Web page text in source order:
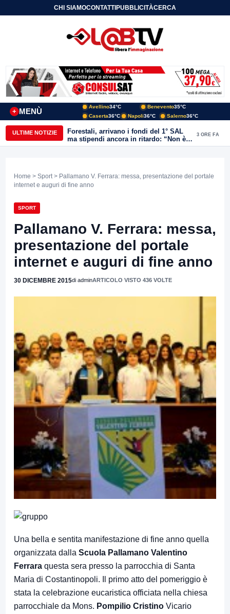
CHI SIAMOCONTATTIPUBBLICITÀCERCA
MENÙ
+
Avellino34°C Benevento35°C
Caserta36°C Napoli36°C Salerno36°C
ULTIME NOTIZIE
Forestali, arrivano i fondi del 1° SAL
ma stipendi ancora in ritardo: “Non è
più sostenibile”
3 ORE FA
Home > Sport > Pallamano V. Ferrara: messa, presentazione del portale
internet e auguri di fine anno
SPORT
Pallamano V. Ferrara: messa,
presentazione del portale
internet e auguri di fine anno
30 DICEMBRE 2015di adminARTICOLO VISTO 436 VOLTE
Una bella e sentita manifestazione di fine anno quella
organizzata dalla Scuola Pallamano Valentino
Ferrara questa sera presso la parrocchia di Santa
Maria di Costantinopoli. Il primo atto del pomeriggio è
stata la celebrazione eucaristica officiata nella chiesa
parrocchiale da Mons. Pompilio Cristino Vicario